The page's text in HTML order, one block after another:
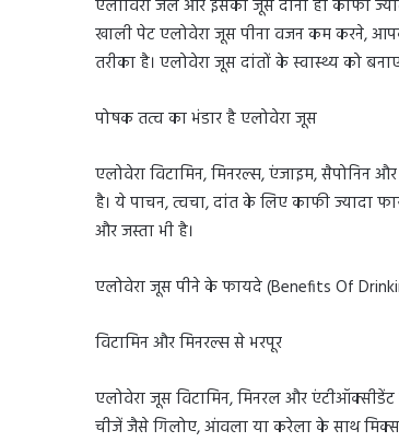
एलोविरा जेल और इसका जूस दोनों ही काफी
खाली पेट एलोवेरा जूस पीना वजन कम करने,
तरीका है। एलोवेरा जूस दांतों के स्वास्थ्य को
पोषक तत्व का भंडार है एलोवेरा जूस
एलोवेरा विटामिन, मिनरल्स, एंजाइम, सैपोनिन
है। ये पाचन, त्वचा, दांत के लिए काफी ज्यादा
और जस्ता भी है।
एलोवेरा जूस पीने के फायदे (Benefits Of
विटामिन और मिनरल्स से भरपूर
एलोवेरा जूस विटामिन, मिनरल और
चीजें जैसे गिलोए, आंवला या करेला के साथ